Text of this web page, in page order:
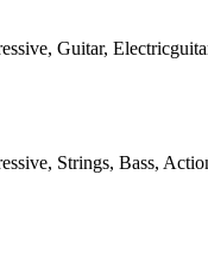
Guitar,
Strings, Bass,